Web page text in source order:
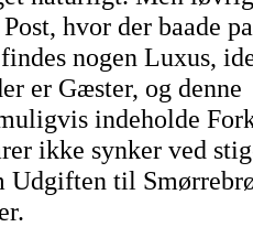
hvor der baade
nogen Luxus,
er Gæster, og denne
indeholde
ikke synker ved
Udgiften til